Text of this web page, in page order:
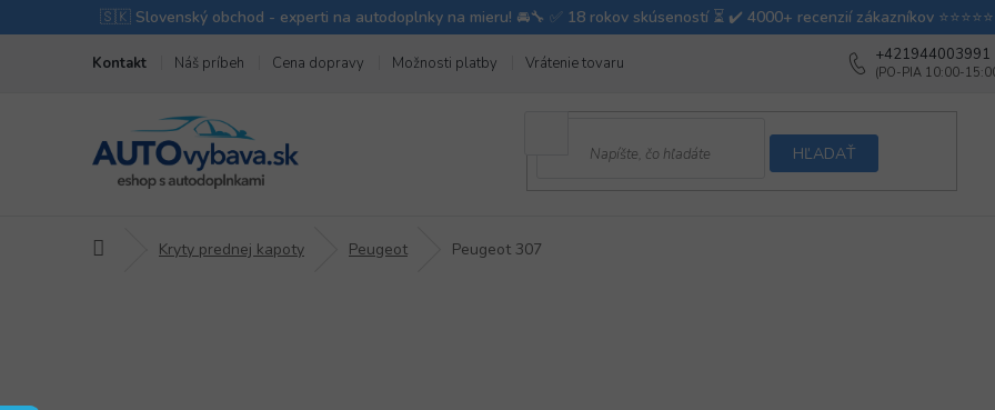
Kontakt Náš príbeh Cena dopravy Možnosti platby Vrátenie tovaru Ako balíme v
+421944003991
HĽADAŤ
DomovKryty prednej kapoty Peugeot Peugeot 307